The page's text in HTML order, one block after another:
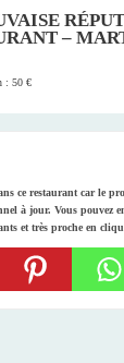
–
: 50 €
ce restaurant car le
à jour. Vous pouvez
et très proche en